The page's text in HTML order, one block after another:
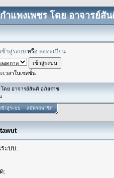
แพงเพชร โดย อาจารย์สั
เข้าสู่ระบบ หรือ ลงทะเบียน
เวลาในเซสชั่น
ดย อาจารย์สันติ อภัยราช
เข้าสู่ระบบ สมัครสมาชิก
ะบบ:
: